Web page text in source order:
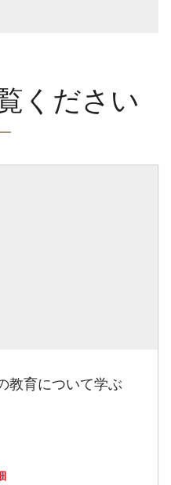
ください
教育について学ぶ